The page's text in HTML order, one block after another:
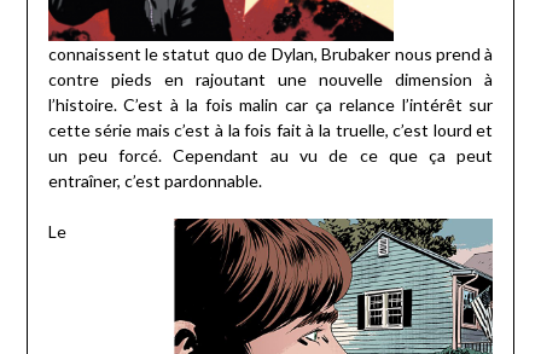
connaissent le statut quo de Dylan, Brubaker nous prend à
contre pieds en rajoutant une nouvelle dimension à
l’histoire. C’est à la fois malin car ça relance l’intérêt sur
cette série mais c’est à la fois fait à la truelle, c’est lourd et
un peu forcé. Cependant au vu de ce que ça peut
entraîner, c’est pardonnable.
Le